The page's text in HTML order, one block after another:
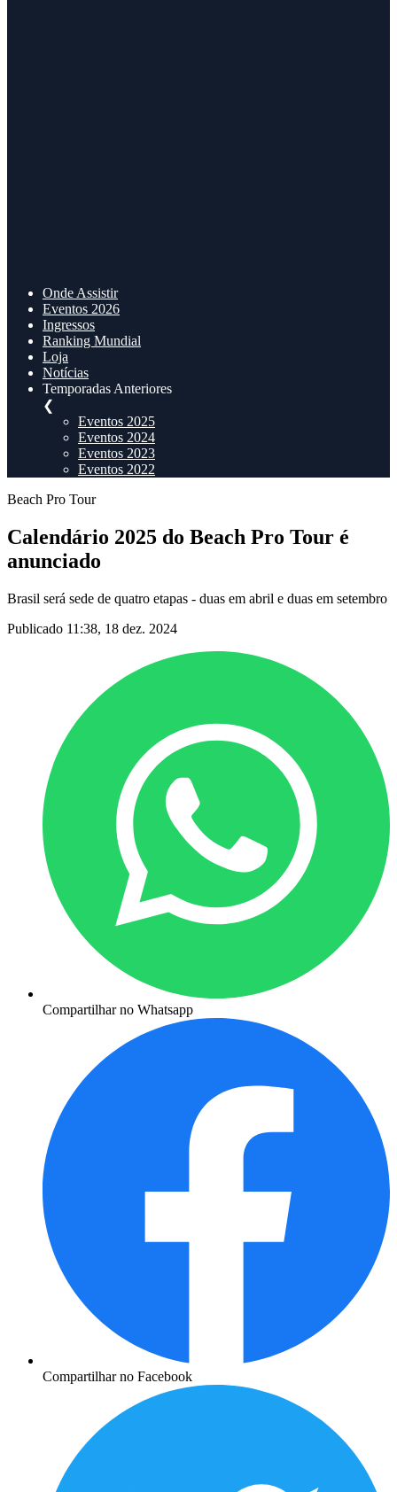
Onde Assistir
Eventos 2026
Ingressos
Ranking Mundial
Loja
Notícias
Temporadas Anteriores
❮
Eventos 2025
Eventos 2024
Eventos 2023
Eventos 2022
Beach Pro Tour
Calendário 2025 do Beach Pro Tour é
anunciado
Brasil será sede de quatro etapas - duas em abril e duas em setembro
Publicado 11:38, 18 dez. 2024
Compartilhar no Whatsapp
Compartilhar no Facebook